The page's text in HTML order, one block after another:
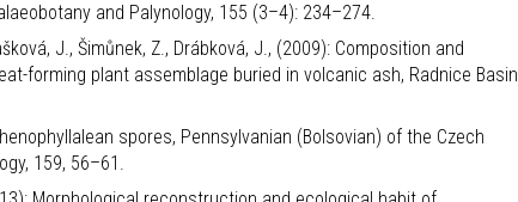
and Palynology, 155 (3–4): 234–274.
J., Šimůnek, Z., Drábková, J., (2009): Composition and
forming plant assemblage buried in volcanic ash, Radnice Basin
spores, Pennsylvanian (Bolsovian) of the Czech
159, 56–61.